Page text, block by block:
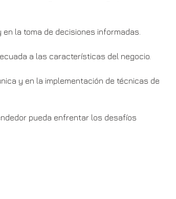
la toma de decisiones informadas.
a las características del negocio.
y en la implementación de técnicas de
pueda enfrentar los desafíos